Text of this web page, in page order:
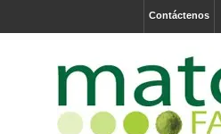
Contáctenos